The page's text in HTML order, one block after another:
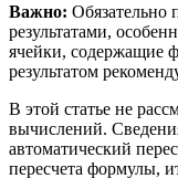
Важно: Обязательно
результатами,
ячейки, содержащие
результатом
В этой статье не
вычислений.
автоматический
пересчета формулы,